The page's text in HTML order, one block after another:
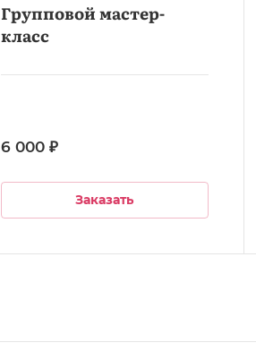
Групповой мастер-
класс
6 000 ₽
Заказать